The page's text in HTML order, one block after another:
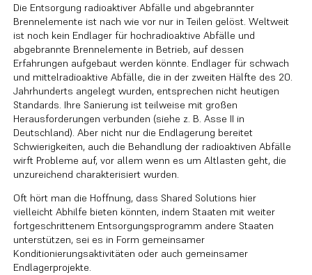
Die Entsorgung radioaktiver Abfälle und abgebrannter
Brennelemente ist nach wie vor nur in Teilen gelöst. Weltweit
ist noch kein Endlager für hochradioaktive Abfälle und
abgebrannte Brennelemente in Betrieb, auf dessen
Erfahrungen aufgebaut werden könnte. Endlager für schwach
und mittelradioaktive Abfälle, die in der zweiten Hälfte des 20.
Jahrhunderts angelegt wurden, entsprechen nicht heutigen
Standards. Ihre Sanierung ist teilweise mit großen
Herausforderungen verbunden (siehe z. B. Asse II in
Deutschland). Aber nicht nur die Endlagerung bereitet
Schwierigkeiten, auch die Behandlung der radioaktiven Abfälle
wirft Probleme auf, vor allem wenn es um Altlasten geht, die
unzureichend charakterisiert wurden.
Oft hört man die Hoffnung, dass Shared Solutions hier
vielleicht Abhilfe bieten könnten, indem Staaten mit weiter
fortgeschrittenem Entsorgungsprogramm andere Staaten
unterstützen, sei es in Form gemeinsamer
Konditionierungsaktivitäten oder auch gemeinsamer
Endlagerprojekte.